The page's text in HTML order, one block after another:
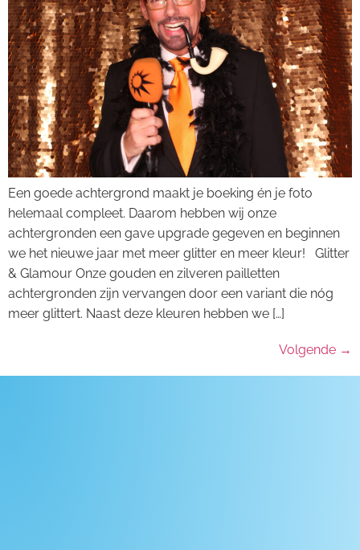
Een goede achtergrond maakt je boeking én je foto
helemaal compleet. Daarom hebben wij onze
achtergronden een gave upgrade gegeven en beginnen
we het nieuwe jaar met meer glitter en meer kleur! Glitter
& Glamour Onze gouden en zilveren pailletten
achtergronden zijn vervangen door een variant die nóg
meer glittert. Naast deze kleuren hebben we […]
Volgende →